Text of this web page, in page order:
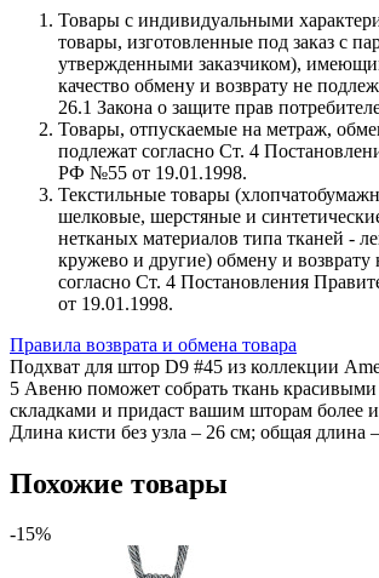
Товары с индивидуальными
товары, изготовленные под заказ с
утвержденными заказчиком),
качество обмену и возврату не
26.1 Закона о защите прав
Товары, отпускаемые на метраж,
подлежат согласно Ст. 4
РФ №55 от 19.01.1998.
Текстильные товары
шелковые, шерстяные и
нетканых материалов типа тканей -
кружево и другие) обмену и возврату
согласно Ст. 4 Постановления
от 19.01.1998.
Правила возврата и обмена товара
Подхват для штор D9 #45 из коллекции
5 Авеню поможет собрать ткань
складками и придаст вашим шторам более
Длина кисти без узла – 26 см; общая длина
Похожие товары
-15%